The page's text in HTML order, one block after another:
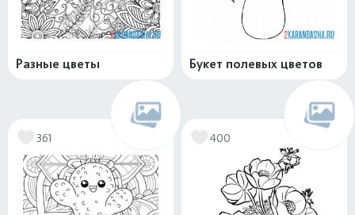
Разные цветы Букет полевых цветов
361 400